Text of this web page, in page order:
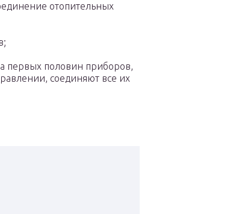
отопительных
первых половин приборов,
соединяют все их